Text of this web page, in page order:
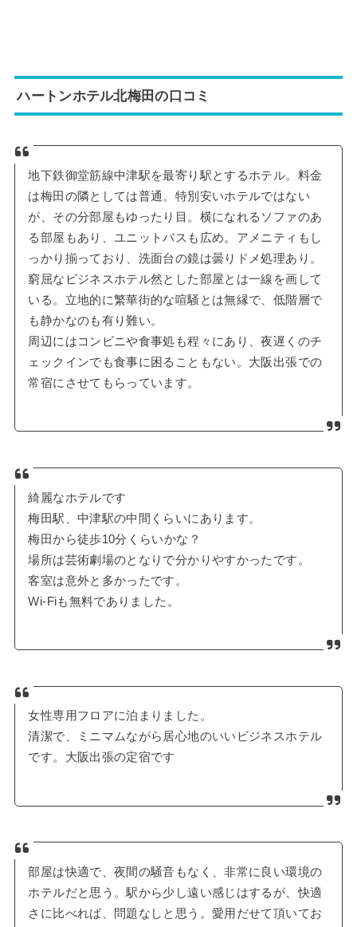
ハートンホテル北梅田の口コミ
地下鉄御堂筋線中津駅を最寄り駅とするホテル。料金
は梅田の隣としては普通。特別安いホテルではない
が、その分部屋もゆったり目。横になれるソファのあ
る部屋もあり、ユニットバスも広め。アメニティもし
っかり揃っており、洗面台の鏡は曇りドメ処理あり。
窮屈なビジネスホテル然とした部屋とは一線を画して
いる。立地的に繁華街的な喧騒とは無縁で、低階層で
も静かなのも有り難い。
周辺にはコンビニや食事処も程々にあり、夜遅くのチ
ェックインでも食事に困ることもない。大阪出張での
常宿にさせてもらっています。
綺麗なホテルです
梅田駅、中津駅の中間くらいにあります。
梅田から徒歩10分くらいかな？
場所は芸術劇場のとなりで分かりやすかったです。
客室は意外と多かったです。
Wi-Fiも無料でありました。
女性専用フロアに泊まりました。
清潔で、ミニマムながら居心地のいいビジネスホテル
です。大阪出張の定宿です
部屋は快適で、夜間の騒音もなく、非常に良い環境の
ホテルだと思う。駅から少し遠い感じはするが、快適
さに比べれば、問題なしと思う。愛用だせて頂いてお